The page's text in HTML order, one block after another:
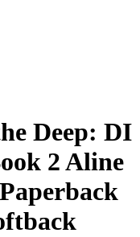
Deep: DI
2 Aline